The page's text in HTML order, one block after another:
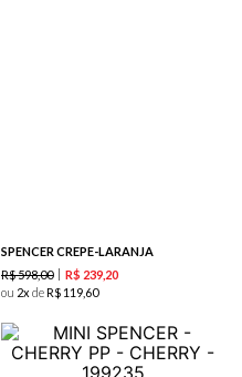
SPENCER CREPE-LARANJA
R$598,00 R$ 239 20
ou 2 deR$ 119 60